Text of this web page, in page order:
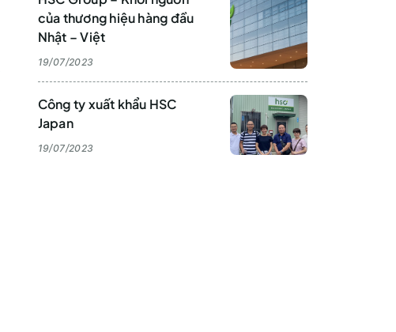
của thương hiệu hàng đầu
Nhật – Việt
19/07/2023
Công ty xuất khẩu HSC
Japan
19/07/2023